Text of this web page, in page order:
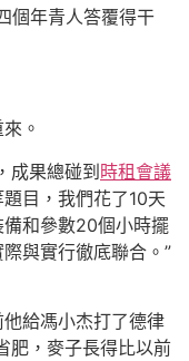
個年青人答覆得干
。
成果總碰到時租會議
目，我們花了10天
和參數20個小時擺
與實行徹底聯合。”
給馮小杰打了德律
肥，麥子長得比以前